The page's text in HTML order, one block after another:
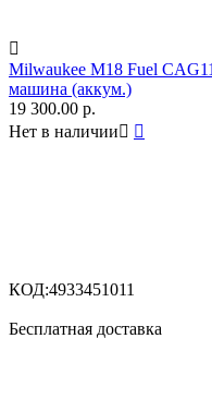

Milwaukee M18 Fuel
машина (аккум.)
19 300.00 р.
Нет в наличии 
КОД:4933451011
Бесплатная доставка